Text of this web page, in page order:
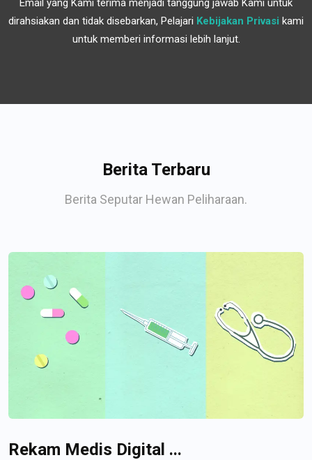
Email yang Kami terima menjadi tanggung jawab Kami untuk
dirahsiakan dan tidak disebarkan, Pelajari Kebijakan Privasi kami
untuk memberi informasi lebih lanjut.
Berita Terbaru
Berita Seputar Hewan Peliharaan.
Rekam Medis Digital ...